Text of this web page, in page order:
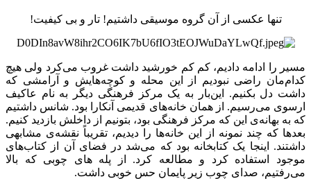
تنها عکسی از آن گروه موسیقی داشتیم! تار و بی کیفیت!
مسیر را ادامه دادیم، کم کم خورشید داشت غروب می‌کرد ولی هیچ
کدام‌مان راضی نبودیم از این محله و کوچه‌هایش و آرامشی که
داشت دل بکنیم. این‌بار به یک مرکز فرهنگی دیگر به نام عاکیف
ارسوی می‌رسیم. از همان خانه‌های قدیمی آنکارا بود. شانس داشتیم
که به بهانه‌ی این که مرکز فرهنگی بود، بتونیم از داخلش بازدید کنیم.
بعدها که چند نمونه از این خانه‌ها را دیدیم، تقریباً نقشه‌ی مشابهی
داشتند. اینجا یک کتابخانه بود که می‌شد در فضای آن از کتاب‌های
موجود استفاده کرد و مطالعه کرد. از پله های چوبی که بالا
می‌رفتیم، صدای چوب زیر پایمان حس خوبی داشت.